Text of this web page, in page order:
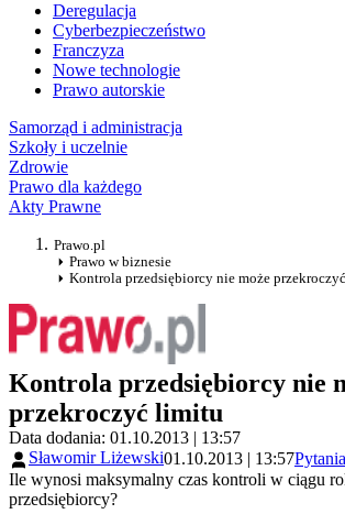
Deregulacja
Cyberbezpieczeństwo
Franczyza
Nowe technologie
Prawo autorskie
Samorząd i administracja
Szkoły i uczelnie
Zdrowie
Prawo dla każdego
Akty Prawne
Prawo.pl
Prawo w biznesie
Kontrola przedsiębiorcy nie może
Kontrola przedsiębiorcy nie
przekroczyć limitu
Data dodania: 01.10.2013 | 13:57
Sławomir Liżewski01.10.2013 | 13:57
Ile wynosi maksymalny czas kontroli w ciągu
przedsiębiorcy?